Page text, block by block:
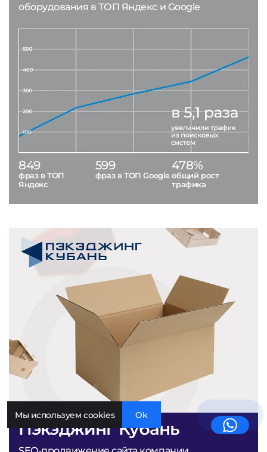
Пэкэджинг Кубань
оборудования в ТОП Яндекс и Google
849
фраз в ТОП
Яндекс
599
фраз в ТОП Google
478%
общий рост
трафика
Мы используем cookies Ok